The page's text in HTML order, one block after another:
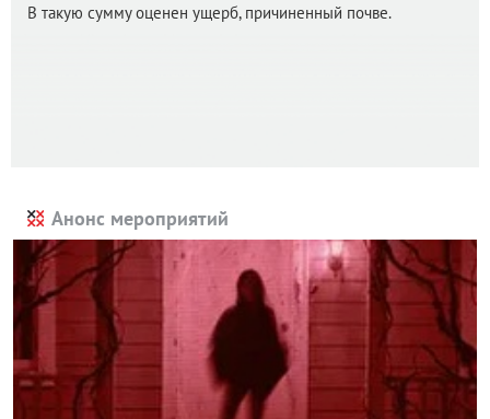
В такую сумму оценен ущерб, причиненный почве.
Анонс мероприятий